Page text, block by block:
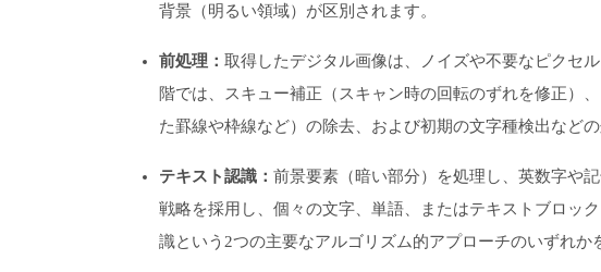
背景（明るい領域）が区別されます。
前処理： 取得したデジタル画像は、ノイズや不要なピクセ
階では、スキュー補正（スキャン時の回転のずれを修正）
た罫線や枠線など）の除去、および初期の文字種検出などの
テキスト認識： 前景要素（暗い部分）を処理し、英数字や
戦略を採用し、個々の文字、単語、またはテキストブロッ
識という2つの主要なアルゴリズム的アプローチのいずれか